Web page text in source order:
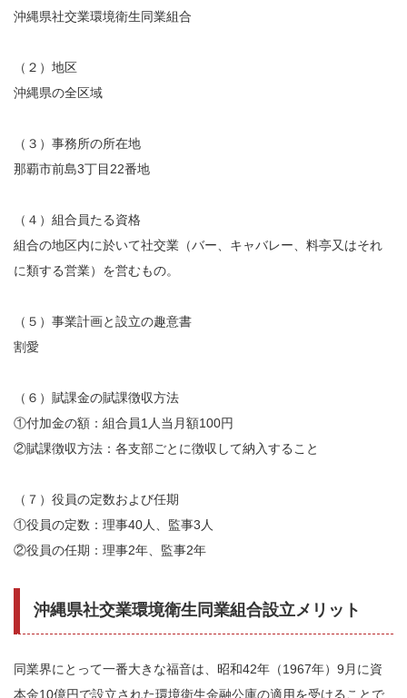
沖縄県社交業環境衛生同業組合
（２）地区
沖縄県の全区域
（３）事務所の所在地
那覇市前島3丁目22番地
（４）組合員たる資格
組合の地区内に於いて社交業（バー、キャバレー、料亭又はそれ
に類する営業）を営むもの。
（５）事業計画と設立の趣意書
割愛
（６）賦課金の賦課徴収方法
①付加金の額：組合員1人当月額100円
②賦課徴収方法：各支部ごとに徴収して納入すること
（７）役員の定数および任期
①役員の定数：理事40人、監事3人
②役員の任期：理事2年、監事2年
沖縄県社交業環境衛生同業組合設立メリット
同業界にとって一番大きな福音は、昭和42年（1967年）9月に資
本金10億円で設立された環境衛生金融公庫の適用を受けることで